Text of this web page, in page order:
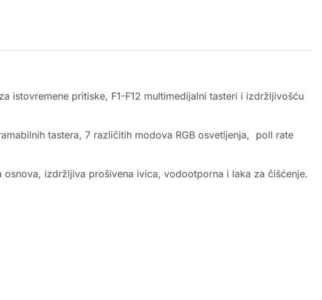
istovremene pritiske, F1-F12 multimedijalni tasteri i izdržljivošću
tastera, 7 različitih modova RGB osvetljenja, poll rate
izdržljiva prošivena ivica, vodootporna i laka za čišćenje.